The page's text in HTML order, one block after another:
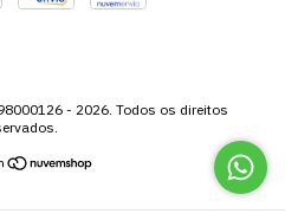
- 2026. Todos os direitos